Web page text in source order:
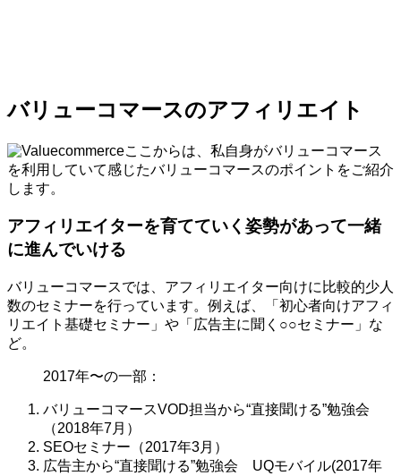
バリューコマースのアフィリエイト
ここからは、私自身がバリューコマース
を利用していて感じたバリューコマースのポイントをご紹介
します。
アフィリエイターを育てていく姿勢があって一緒
に進んでいける
バリューコマースでは、アフィリエイター向けに比較的少人
数のセミナーを行っています。例えば、「初心者向けアフィ
リエイト基礎セミナー」や「広告主に聞く○○セミナー」な
ど。
2017年〜の一部：
バリューコマースVOD担当から“直接聞ける”勉強会
（2018年7月）
SEOセミナー（2017年3月）
広告主から“直接聞ける”勉強会 UQモバイル(2017年